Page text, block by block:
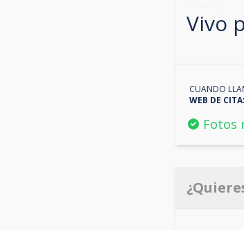
Vivo
CUANDO
WEB DE
Fotos